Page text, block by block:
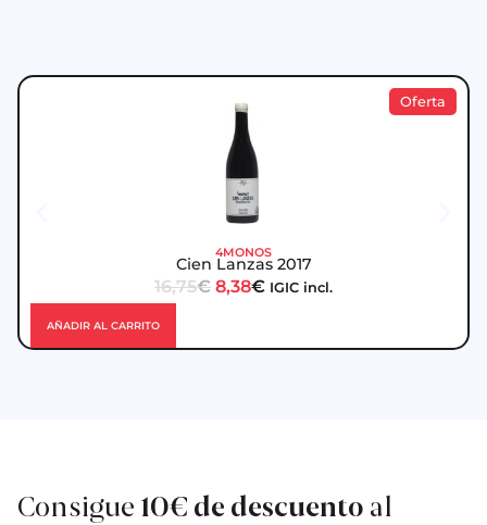
Oferta
4MONOS
Cien Lanzas 2017
16,75€ 8,38€ IGIC incl.
AÑADIR AL CARRITO
Consigue 10€ de descuento al